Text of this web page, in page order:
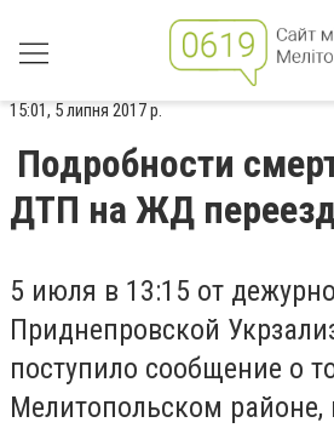
15:01, 5 липня 2017 р.
Подробности
ДТП на ЖД
5 июля в 13:15 от
Приднепровской
поступило сообщение о
Мелитопольском районе,